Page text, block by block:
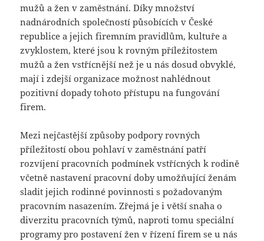
mužů a žen v zaměstnání. Díky množství
nadnárodních společností působících v České
republice a jejich firemním pravidlům, kultuře a
zvyklostem, které jsou k rovným příležitostem
mužů a žen vstřícnější než je u nás dosud obvyklé,
mají i zdejší organizace možnost nahlédnout
pozitivní dopady tohoto přístupu na fungování
firem.
Mezi nejčastější způsoby podpory rovných
příležitostí obou pohlaví v zaměstnání patří
rozvíjení pracovních podmínek vstřícných k rodině
včetně nastavení pracovní doby umožňující ženám
sladit jejich rodinné povinnosti s požadovaným
pracovním nasazením. Zřejmá je i větší snaha o
diverzitu pracovních týmů, naproti tomu speciální
programy pro postavení žen v řízení firem se u nás